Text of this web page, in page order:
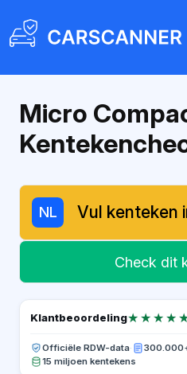
Micro
NL
Check dit
Klantbeoordeling★★★★★
★★★★★
Officiële RDW-data·
15 miljoen kentekens